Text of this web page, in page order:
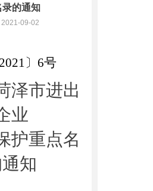
的通知
2021-09-02
2021〕 6号
泽市进出
业
护重点名
知